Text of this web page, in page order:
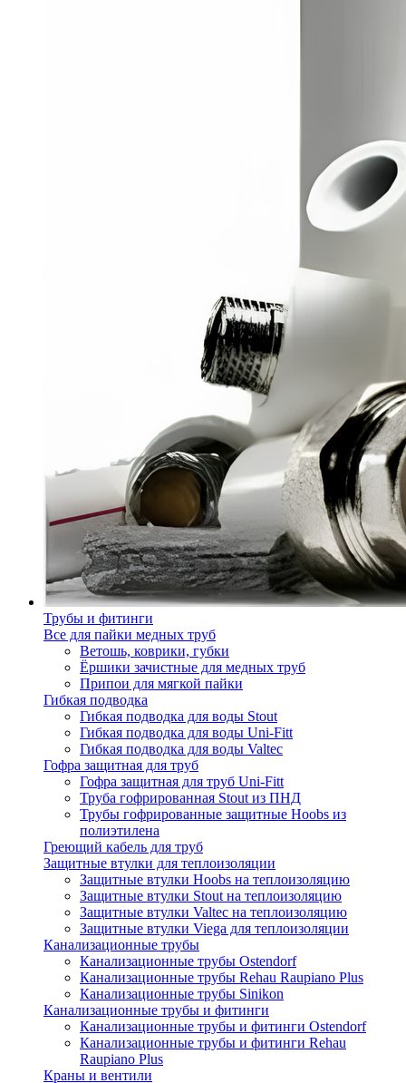
Трубы и фитинги
Все для пайки медных труб
Ветошь, коврики, губки
Ёршики зачистные для медных труб
Припои для мягкой пайки
Гибкая подводка
Гибкая подводка для воды Stout
Гибкая подводка для воды Uni-Fitt
Гибкая подводка для воды Valtec
Гофра защитная для труб
Гофра защитная для труб Uni-Fitt
Труба гофрированная Stout из ПНД
Трубы гофрированные защитные Hoobs из
полиэтилена
Греющий кабель для труб
Защитные втулки для теплоизоляции
Защитные втулки Hoobs на теплоизоляцию
Защитные втулки Stout на теплоизоляцию
Защитные втулки Valtec на теплоизоляцию
Защитные втулки Viega для теплоизоляции
Канализационные трубы
Канализационные трубы Ostendorf
Канализационные трубы Rehau Raupiano Plus
Канализационные трубы Sinikon
Канализационные трубы и фитинги
Канализационные трубы и фитинги Ostendorf
Канализационные трубы и фитинги Rehau
Raupiano Plus
Краны и вентили